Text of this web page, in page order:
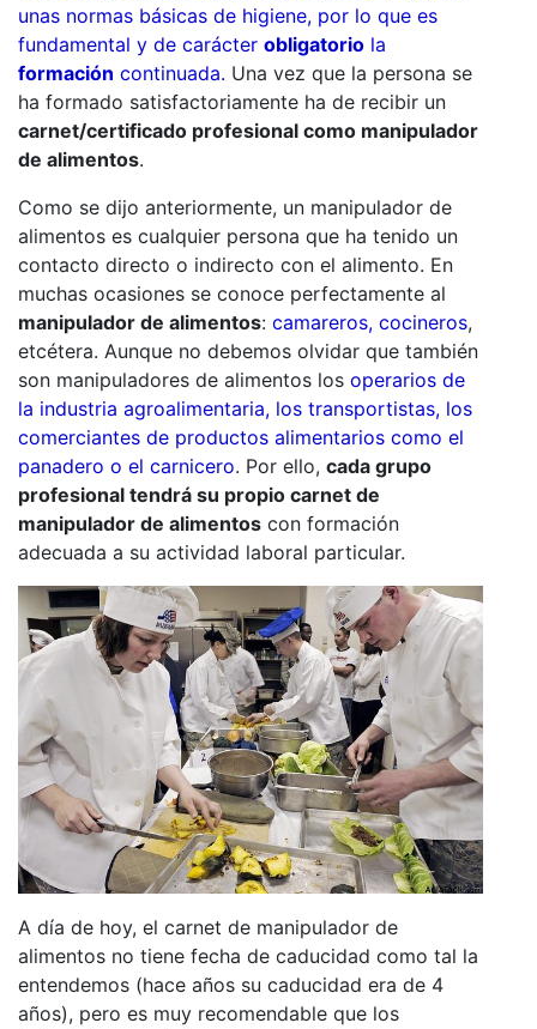
unas normas básicas de higiene, por lo que es
fundamental y de carácter obligatorio la
formación continuada. Una vez que la persona se
ha formado satisfactoriamente ha de recibir un
carnet/certificado profesional como manipulador
de alimentos.
Como se dijo anteriormente, un manipulador de
alimentos es cualquier persona que ha tenido un
contacto directo o indirecto con el alimento. En
muchas ocasiones se conoce perfectamente al
manipulador de alimentos: camareros, cocineros,
etcétera. Aunque no debemos olvidar que también
son manipuladores de alimentos los operarios de
la industria agroalimentaria, los transportistas, los
comerciantes de productos alimentarios como el
panadero o el carnicero. Por ello, cada grupo
profesional tendrá su propio carnet de
manipulador de alimentos con formación
adecuada a su actividad laboral particular.
A día de hoy, el carnet de manipulador de
alimentos no tiene fecha de caducidad como tal la
entendemos (hace años su caducidad era de 4
años), pero es muy recomendable que los